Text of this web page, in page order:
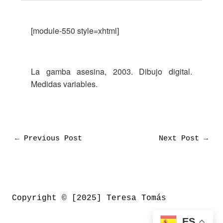
[module-550 style=xhtml]
La gamba asesina, 2003. Dibujo digital.
Medidas variables.
←Previous Post Next Post→
Copyright © [2025] Teresa Tomás